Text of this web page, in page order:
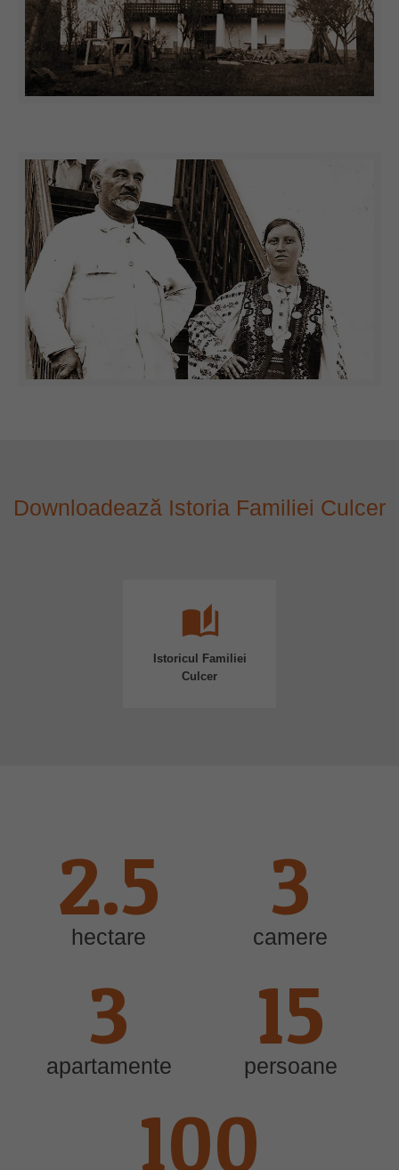
Downloadează Istoria Familiei Culcer
auto_stories
Istoricul Familiei
Culcer
2.5
hectare
3
camere
3
apartamente
15
persoane
100